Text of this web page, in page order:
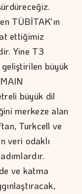
TÜBİTAK'ın
ettiğimiz
Yine T3
büyük
büyük dil
merkeze alan
Turkcell ve
veri odaklı
ve katma